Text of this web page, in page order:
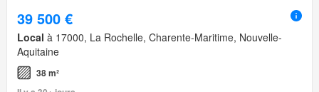
39 500 €
Local à 17000, La Rochelle, Charente-Maritime, Nouvelle-
Aquitaine
38 m²